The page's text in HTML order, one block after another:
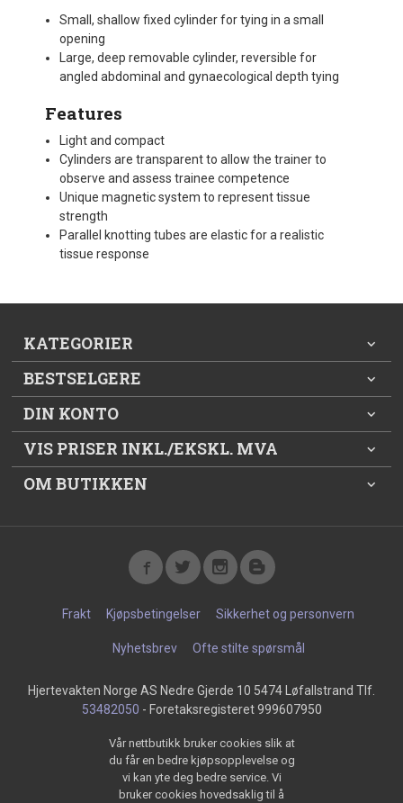
Small, shallow fixed cylinder for tying in a small
opening
Large, deep removable cylinder, reversible for
angled abdominal and gynaecological depth tying
Features
Light and compact
Cylinders are transparent to allow the trainer to
observe and assess trainee competence
Unique magnetic system to represent tissue
strength
Parallel knotting tubes are elastic for a realistic
tissue response
KATEGORIER
BESTSELGERE
DIN KONTO
VIS PRISER INKL./EKSKL. MVA
OM BUTIKKEN
Frakt Kjøpsbetingelser Sikkerhet og personvern
Nyhetsbrev Ofte stilte spørsmål
Hjertevakten Norge AS Nedre Gjerde 10 5474 Løfallstrand Tlf.
53482050 - Foretaksregisteret 999607950
Vår nettbutikk bruker cookies slik at
du får en bedre kjøpsopplevelse og
vi kan yte deg bedre service. Vi
bruker cookies hovedsaklig til å